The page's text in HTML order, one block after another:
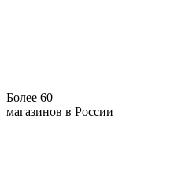
Более 60
магазинов в России